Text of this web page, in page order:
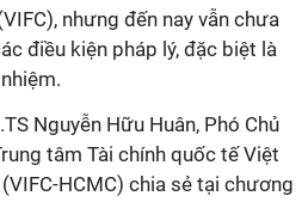
nhưng đến nay vẫn chưa
điều kiện pháp lý, đặc biệt là
Nguyễn Hữu Huân, Phó Chủ
tâm Tài chính quốc tế Việt
HCMC) chia sẻ tại chương